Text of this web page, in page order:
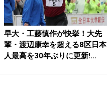
早大・工藤慎作が快挙！大先
輩・渡辺康幸を超える8区日本
人最高を30年ぶりに更新!...